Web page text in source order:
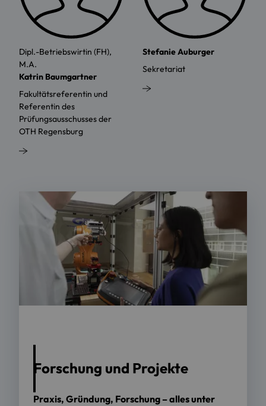
Dipl.-Betriebswirtin (FH),
M.A.
Katrin Baumgartner
Fakultätsreferentin und
Referentin des
Prüfungsausschusses der
OTH Regensburg
Stefanie Auburger
Sekretariat
Forschung und Projekte
Praxis, Gründung, Forschung – alles unter